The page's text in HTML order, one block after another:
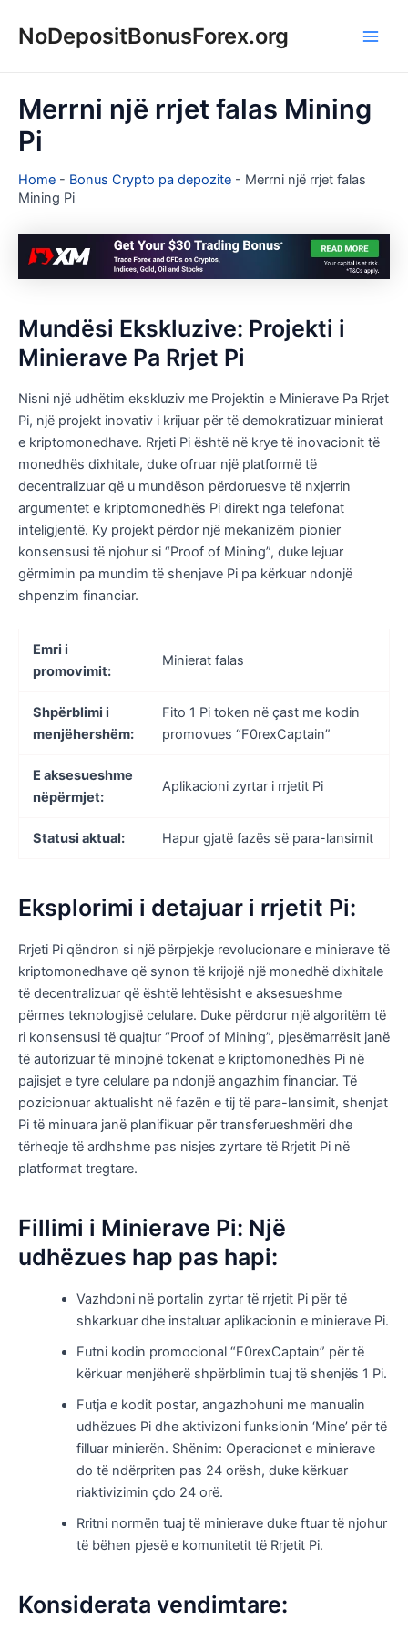
NoDepositBonusForex.org
Merrni një rrjet falas Mining
Pi
Home - Bonus Crypto pa depozite - Merrni një rrjet falas
Mining Pi
Mundësi Ekskluzive: Projekti i
Minierave Pa Rrjet Pi
Nisni një udhëtim ekskluziv me Projektin e Minierave Pa Rrjet
Pi, një projekt inovativ i krijuar për të demokratizuar minierat
e kriptomonedhave. Rrjeti Pi është në krye të inovacionit të
monedhës dixhitale, duke ofruar një platformë të
decentralizuar që u mundëson përdoruesve të nxjerrin
argumentet e kriptomonedhës Pi direkt nga telefonat
inteligjentë. Ky projekt përdor një mekanizëm pionier
konsensusi të njohur si “Proof of Mining”, duke lejuar
gërmimin pa mundim të shenjave Pi pa kërkuar ndonjë
shpenzim financiar.
Emri i
promovimit:
Minierat falas
Shpërblimi i
menjëhershëm:
Fito 1 Pi token në çast me kodin
promovues “F0rexCaptain”
E aksesueshme
nëpërmjet:
Aplikacioni zyrtar i rrjetit Pi
Statusi aktual: Hapur gjatë fazës së para-lansimit
Eksplorimi i detajuar i rrjetit Pi:
Rrjeti Pi qëndron si një përpjekje revolucionare e minierave të
kriptomonedhave që synon të krijojë një monedhë dixhitale
të decentralizuar që është lehtësisht e aksesueshme
përmes teknologjisë celulare. Duke përdorur një algoritëm të
ri konsensusi të quajtur “Proof of Mining”, pjesëmarrësit janë
të autorizuar të minojnë tokenat e kriptomonedhës Pi në
pajisjet e tyre celulare pa ndonjë angazhim financiar. Të
pozicionuar aktualisht në fazën e tij të para-lansimit, shenjat
Pi të minuara janë planifikuar për transferueshmëri dhe
tërheqje të ardhshme pas nisjes zyrtare të Rrjetit Pi në
platformat tregtare.
Fillimi i Minierave Pi: Një
udhëzues hap pas hapi:
Vazhdoni në portalin zyrtar të rrjetit Pi për të
shkarkuar dhe instaluar aplikacionin e minierave Pi.
Futni kodin promocional “F0rexCaptain” për të
kërkuar menjëherë shpërblimin tuaj të shenjës 1 Pi.
Futja e kodit postar, angazhohuni me manualin
udhëzues Pi dhe aktivizoni funksionin ‘Mine’ për të
filluar minierën. Shënim: Operacionet e minierave
do të ndërpriten pas 24 orësh, duke kërkuar
riaktivizimin çdo 24 orë.
Rritni normën tuaj të minierave duke ftuar të njohur
të bëhen pjesë e komunitetit të Rrjetit Pi.
Konsiderata vendimtare: